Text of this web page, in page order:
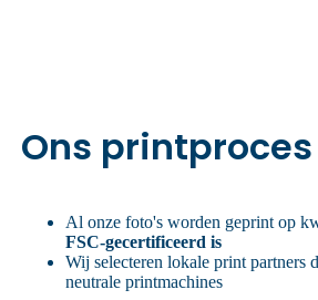
Ons printproces
Al onze foto's worden geprint op
FSC-gecertificeerd is
Wij selecteren lokale print partners
neutrale printmachines